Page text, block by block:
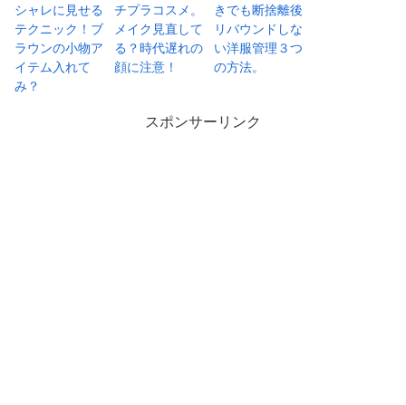
シャレに見せる
テクニック！ブ
ラウンの小物ア
イテム入れて
み？
チプラコスメ。
メイク見直して
る？時代遅れの
顔に注意！
きでも断捨離後
リバウンドしな
い洋服管理３つ
の方法。
スポンサーリンク